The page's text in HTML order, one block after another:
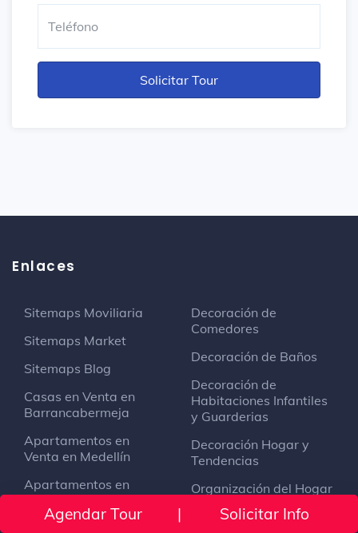
Enlaces
Sitemaps Moviliaria
Sitemaps Market
Sitemaps Blog
Casas en Venta en
Barrancabermeja
Apartamentos en
Venta en Medellín
Apartamentos en
Medellín
Decoración de
Comedores
Decoración de Baños
Decoración de
Habitaciones Infantiles
y Guarderias
Decoración Hogar y
Tendencias
Organización del Hogar
y Decoración
Agendar Tour | Solicitar Info